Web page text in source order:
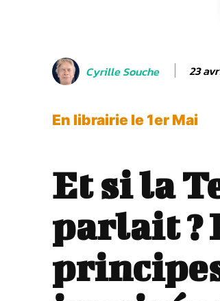
Cyrille Souche 23
En librairie le 1er Mai
Et si la
parlait ?